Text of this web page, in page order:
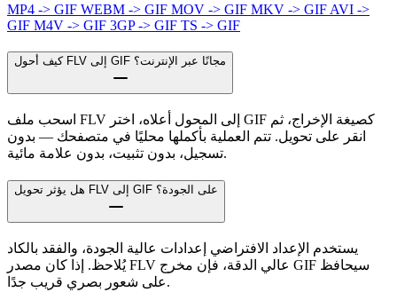
MP4 -> GIF WEBM -> GIF MOV -> GIF MKV -> GIF AVI ->
GIF M4V -> GIF 3GP -> GIF TS -> GIF
كيف أحول FLV إلى GIF مجانًا عبر الإنترنت؟
اسحب ملف FLV إلى المحول أعلاه، اختر GIF كصيغة الإخراج، ثم
انقر على تحويل. تتم العملية بأكملها محليًا في متصفحك — بدون
تسجيل، بدون تثبيت، بدون علامة مائية.
هل يؤثر تحويل FLV إلى GIF على الجودة؟
يستخدم الإعداد الافتراضي إعدادات عالية الجودة، والفقد بالكاد
يُلاحظ. إذا كان مصدر FLV عالي الدقة، فإن مخرج GIF سيحافظ
على شعور بصري قريب جدًا.